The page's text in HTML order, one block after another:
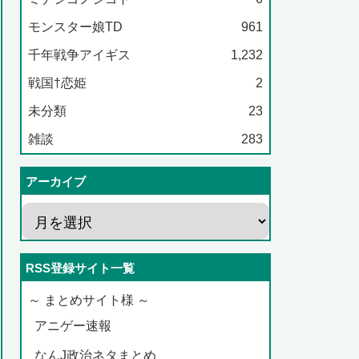
モンスター娘TD 961
千年戦争アイギス 1,232
戦国†恋姫 2
未分類 23
雑談 283
アーカイブ
RSS登録サイト一覧
～ まとめサイト様 ～
アニゲー速報
なんJ政治ネタまとめ